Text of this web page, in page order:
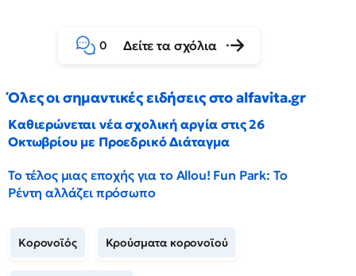
0 Δείτε τα σχόλια
Όλες οι σημαντικές ειδήσεις στο alfavita.gr
Καθιερώνεται νέα σχολική αργία στις 26
Οκτωβρίου με Προεδρικό Διάταγμα
Το τέλος μιας εποχής για το Allou! Fun Park: Το
Ρέντη αλλάζει πρόσωπο
Κορονοϊός Κρούσματα κορονοϊού